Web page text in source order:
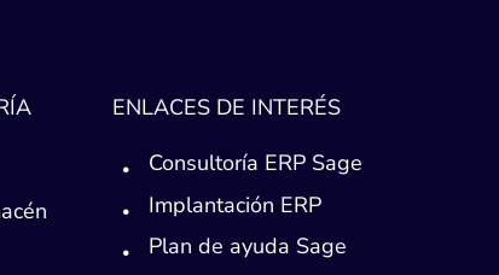
ENLACES DE INTERÉS
Consultoría ERP Sage
Implantación ERP
Plan de ayuda Sage